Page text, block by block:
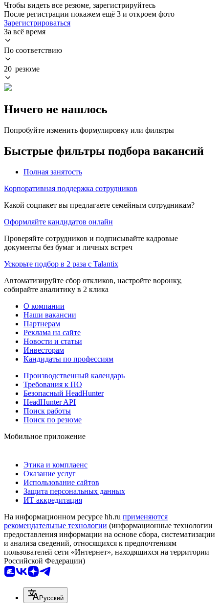
Чтобы видеть все резюме, зарегистрируйтесь
После регистрации покажем ещё 3 и откроем фото
Зарегистрироваться
За всё время
По соответствию
20 резюме
Ничего не нашлось
Попробуйте изменить формулировку или фильтры
Быстрые фильтры подбора вакансий
Полная занятость
Корпоративная поддержка сотрудников
Какой соцпакет вы предлагаете семейным сотрудникам?
Оформляйте кандидатов онлайн
Проверяйте сотрудников и подписывайте кадровые
документы без бумаг и личных встреч
Ускорьте подбор в 2 раза с Talantix
Автоматизируйте сбор откликов, настройте воронку,
собирайте аналитику в 2 клика
О компании
Наши вакансии
Партнерам
Реклама на сайте
Новости и статьи
Инвесторам
Кандидаты по профессиям
Производственный календарь
Требования к ПО
Безопасный HeadHunter
HeadHunter API
Поиск работы
Поиск по резюме
Мобильное приложение
Этика и комплаенс
Оказание услуг
Использование сайтов
Защита персональных данных
ИТ аккредитация
На информационном ресурсе hh.ru применяются
рекомендательные технологии (информационные технологии
предоставления информации на основе сбора, систематизации
и анализа сведений, относящихся к предпочтениям
пользователей сети «Интернет», находящихся на территории
Российской Федерации)
Русский